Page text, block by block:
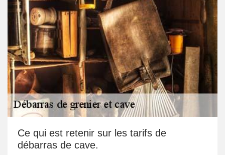
Ce qui est retenir sur les tarifs de
débarras de cave.